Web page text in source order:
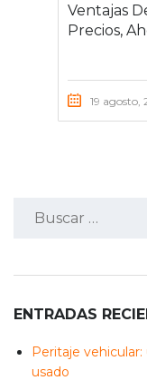
Ventajas
Precios,
19 agosto,
ENTRADAS
Peritaje
usado